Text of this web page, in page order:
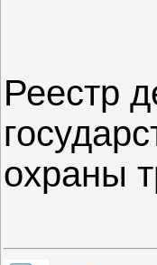
Реестр
охраны